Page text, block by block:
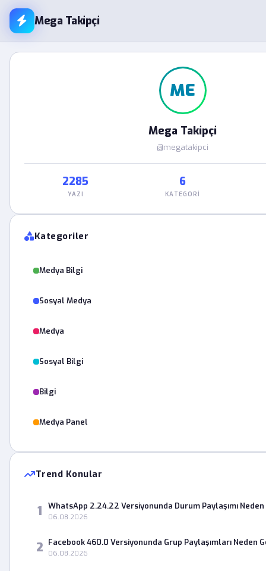
Mega Takipçi
ME
Mega Takipçi
@megatakipci
2285
YAZI
6
KATEGORI
Kategoriler
Medya Bilgi
Sosyal Medya
Medya
Sosyal Bilgi
Bilgi
Medya Panel
Trend Konular
1 WhatsApp 2.24.22 Versiyonunda Durum Paylaşımı
06.08.2026
2 Facebook 460.0 Versiyonunda Grup Paylaşımları Neden
06.08.2026